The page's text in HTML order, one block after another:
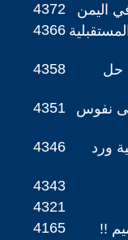
4372 اليمن
4366
4358
حل
4351
نفوس
4346
ورد
4343
4321
4165 !!